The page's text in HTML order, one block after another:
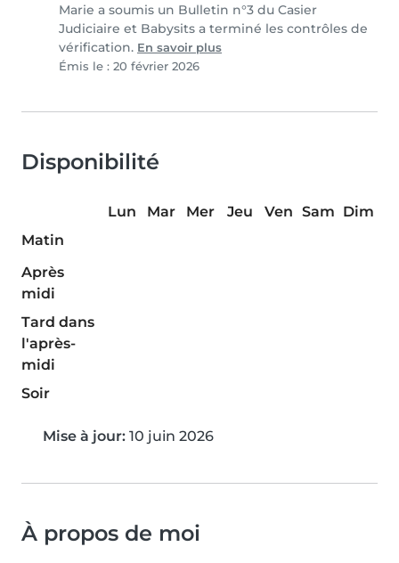
Marie a soumis un Bulletin n°3 du Casier
Judiciaire et Babysits a terminé les contrôles de
vérification. En savoir plus
Émis le : 20 février 2026
Disponibilité
Lun Mar Mer Jeu Ven Sam Dim
Matin
Après
midi
Tard dans
l'après-
midi
Soir
Mise à jour: 10 juin 2026
À propos de moi